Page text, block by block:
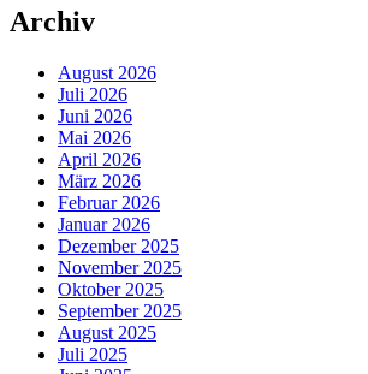
Archiv
August 2026
Juli 2026
Juni 2026
Mai 2026
April 2026
März 2026
Februar 2026
Januar 2026
Dezember 2025
November 2025
Oktober 2025
September 2025
August 2025
Juli 2025